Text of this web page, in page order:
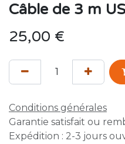
Câble de 3 m
25,00 €
Conditions générales
Garantie satisfait ou
Expédition : 2-3 jours